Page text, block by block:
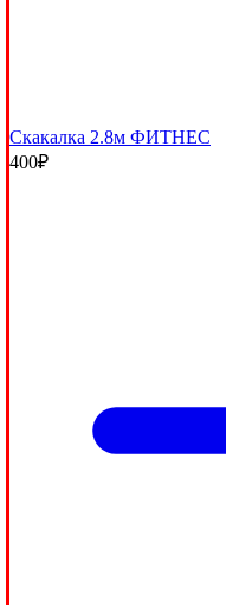
Скакалка 2.8м ФИТНЕС
400₽